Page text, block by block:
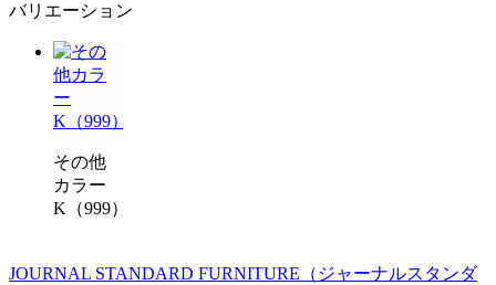
バリエーション
その他
カラー
K（999）
JOURNAL STANDARD FURNITURE （ジャーナルスタンダ